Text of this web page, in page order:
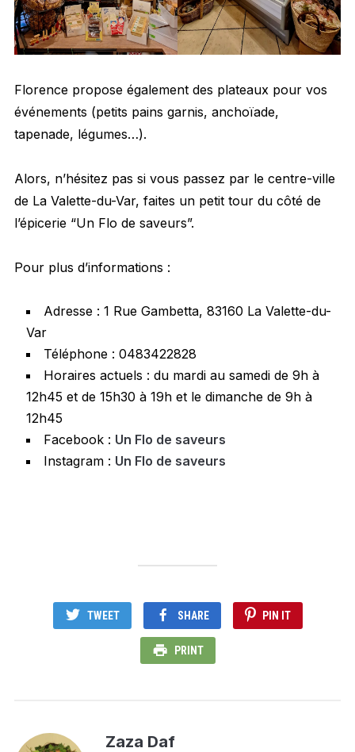
Florence propose également des plateaux pour vos
événements (petits pains garnis, anchoïade,
tapenade, légumes…).
Alors, n’hésitez pas si vous passez par le centre-ville
de La Valette-du-Var, faites un petit tour du côté de
l’épicerie “Un Flo de saveurs”.
Pour plus d’informations :
Adresse : 1 Rue Gambetta, 83160 La Valette-du-
Var
Téléphone : 0483422828
Horaires actuels : du mardi au samedi de 9h à
12h45 et de 15h30 à 19h et le dimanche de 9h à
12h45
Facebook : Un Flo de saveurs
Instagram : Un Flo de saveurs
TWEET SHARE PIN IT
PRINT
Zaza Daf